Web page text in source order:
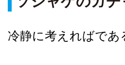
冷静に考えればであ